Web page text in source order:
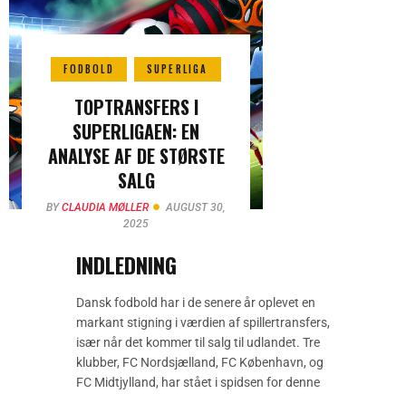
FODBOLD SUPERLIGA
TOPTRANSFERS I
SUPERLIGAEN: EN
ANALYSE AF DE STØRSTE
SALG
BYCLAUDIA MØLLER
AUGUST 30,
2025
INDLEDNING
Dansk fodbold har i de senere år oplevet en
markant stigning i værdien af spillertransfers,
især når det kommer til salg til udlandet. Tre
klubber, FC Nordsjælland, FC København, og
FC Midtjylland, har stået i spidsen for denne